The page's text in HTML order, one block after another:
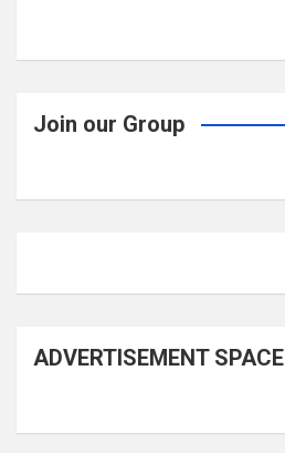
Join our Group
ADVERTISEMENT SPACE